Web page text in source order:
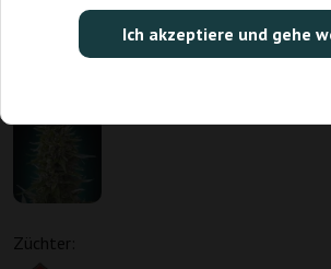
Ich akzeptiere und gehe
Züchter: